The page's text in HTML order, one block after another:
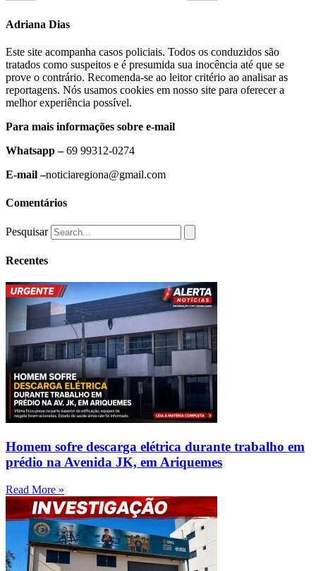
Adriana Dias
Este site acompanha casos policiais. Todos os conduzidos são
tratados como suspeitos e é presumida sua inocência até que se
prove o contrário. Recomenda-se ao leitor critério ao analisar as
reportagens. Nós usamos cookies em nosso site para oferecer a
melhor experiência possível.
Para mais informações sobre e-mail
Whatsapp –69 99312-0274
E-mail –noticiaregiona@gmail.com
Comentários
Pesquisar
Recentes
Homem sofre descarga elétrica durante trabalho em
prédio na Avenida JK, em Ariquemes
Read More »